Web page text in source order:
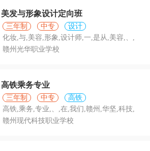
美发与形象设计定向班
三年制 中专
设计
化妆,与,美容,形象,设计师,一,是从,美容,、,
赣州光华职业学校
高铁乘务专业
三年制 中专
高铁
高铁,乘务,专业,、,在,我们,赣州,华坚,科技,
赣州现代科技职业学校